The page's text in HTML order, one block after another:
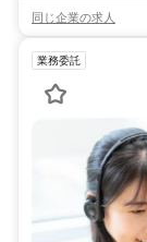
同じ企業の求人
業務委託